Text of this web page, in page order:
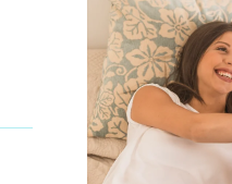
Q 1,136,200
Cuotas desde Q 7,319*
Noa Apartamentos
Noa Apartamentos
2 dormitorios
2 baños